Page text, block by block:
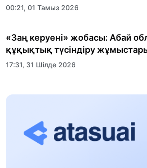
00:21, 01 Тамыз 2026
«Заң керуені» жобасы: Абай
құқықтық түсіндіру
17:31, 31 Шілде 2026
Халықаралық «Формула-1
13:13, 30 Шілде 2026